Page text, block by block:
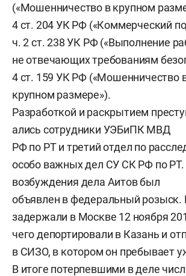
(«Мошенничество в крупном
4 ст. 204 УК РФ («Коммерческий
ч. 2 ст. 238 УК РФ («Выполнение
не отвечающих требованиям
4 ст. 159 УК РФ («Мошенничество
крупном размере»).
Разработкой и раскрытием
ались сотрудники УЭБиПК МВД
РФ по РТ и третий отдел по
особо важных дел СУ СК РФ по РТ.
возбуждения дела Аитов был
объявлен в федеральный розыск.
задержали в Москве 12 ноября
чего депортировали в Казань и
в СИЗО, в котором он пребывает
В итоге потерпевшими в деле